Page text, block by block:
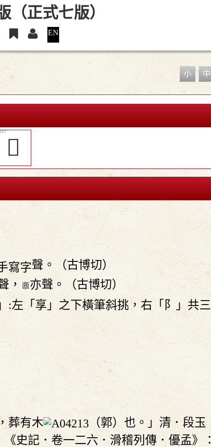
EN
小 中
󲷧
聲。（古博切）
，
亦聲。（古博切）
:左「享」之下橫筆斜挑，右「阝」共三
葬有木
（郭）也。」清．段玉
史記．卷一二六．滑稽列傳．優孟》：